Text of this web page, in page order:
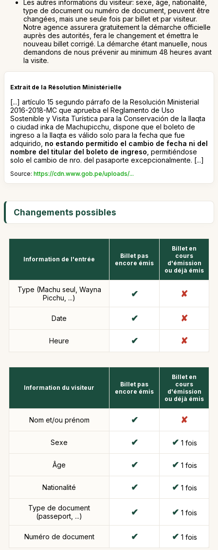
Les autres informations du visiteur: sexe, âge, nationalité,
type de document ou numéro de document, peuvent être
changées, mais une seule fois par billet et par visiteur.
Notre agence assurera gratuitement la démarche officielle
auprès des autorités, fera le changement et émettra le
nouveau billet corrigé. La démarche étant manuelle, nous
demandons de nous prévenir au minimum 48 heures avant
la visite.
Extrait de la Résolution Ministérielle
[...] artículo 15 segundo párrafo de la Resolución Ministerial
2016-2018-MC que aprueba el Reglamento de Uso
Sostenible y Visita Turística para la Conservación de la llaqta
o ciudad inka de Machupicchu, dispone que el boleto de
ingreso a la llaqta es válido solo para la fecha que fue
adquirido, no estando permitido el cambio de fecha ni del
nombre del titular del boleto de ingreso , permitiéndose
solo el cambio de nro. del pasaporte excepcionalmente. [...]
Source: https://cdn.www.gob.pe/uploads/...
Changements possibles
Information de l'entrée
Billet pas
encore émis
Billet en
cours
d'émission
ou déjà émis
Type (Machu seul, Wayna
Picchu, ...)
Date
Heure
Information du visiteur
Billet pas
encore émis
Billet en
cours
d'émission
ou déjà émis
Nom et/ou prénom
Sexe 1 fois
Âge 1 fois
Nationalité 1 fois
Type de document
(passeport, ...)
1 fois
Numéro de document 1 fois